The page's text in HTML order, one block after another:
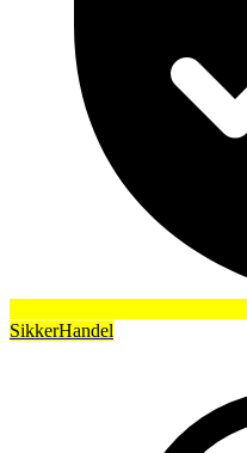
SikkerHandel